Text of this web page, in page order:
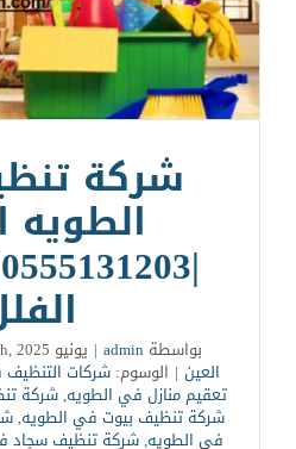
شركة
الطويه
بواسطة admin
| يونيو 18th, 2025
العين | الوسوم:شركات
تعقيم منازل في الطويه,شركة
شركة تنظيف بيوت في الطويه,
في الطويه,شركة تنظيف سجاد